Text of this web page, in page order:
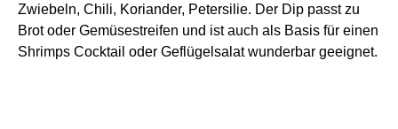
Zwiebeln, Chili, Koriander, Petersilie. Der Dip passt zu
Brot oder Gemüsestreifen und ist auch als Basis für einen
Shrimps Cocktail oder Geflügelsalat wunderbar geeignet.